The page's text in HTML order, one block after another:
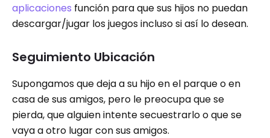
aplicaciones función para que sus hijos no puedan
descargar/jugar los juegos incluso si así lo desean.
Seguimiento Ubicación
Supongamos que deja a su hijo en el parque o en
casa de sus amigos, pero le preocupa que se
pierda, que alguien intente secuestrarlo o que se
vaya a otro lugar con sus amigos.